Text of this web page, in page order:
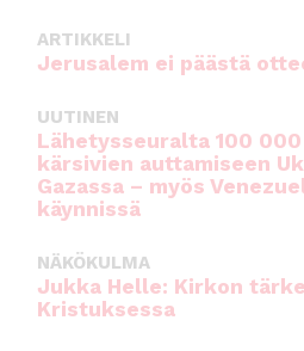
ARTIKKELI
Jerusalem ei päästä
UUTINEN
Lähetysseuralta 100
kärsivien auttamiseen
Gazassa – myös
käynnissä
NÄKÖKULMA
Jukka Helle: Kirkon
Kristuksessa